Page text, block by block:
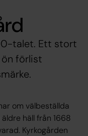
talet. Ett stort
förlist
om välbeställda
häll från 1668
Kyrkogården